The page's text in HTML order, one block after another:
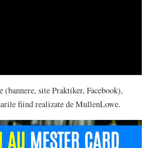
site Praktiker, Facebook),
fiind realizate de MullenLowe.